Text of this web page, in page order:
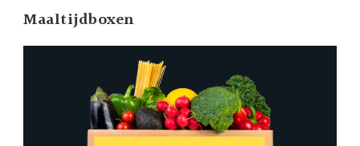
Maaltijdboxen